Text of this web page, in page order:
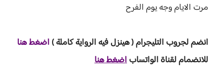
مرت الايام وجه يوم الفرح
انضم لجروب التليجرام ( هينزل فيه الرواية كاملة ) اضغط هنا
للانضمام لقناة الواتساباضغط هنا